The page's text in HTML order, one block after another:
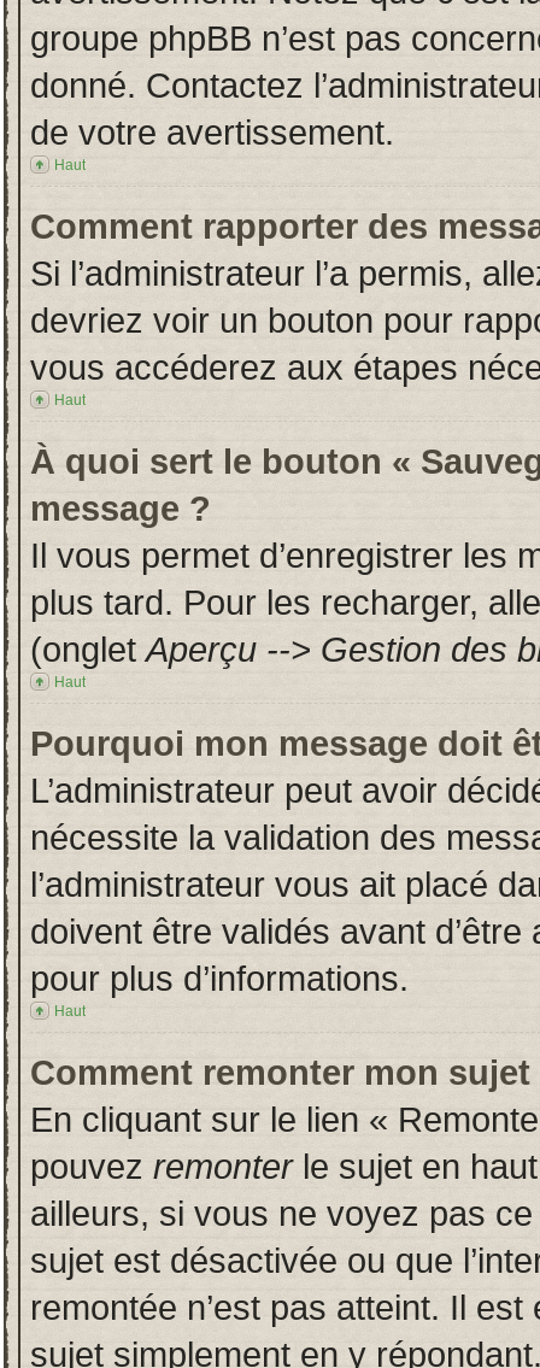
groupe phpBB n’est pas
donné. Contactez
de votre avertissement.
Haut
Comment rapporter des
Si l’administrateur l’a permis,
devriez voir un bouton pour
vous accéderez aux étapes
Haut
À quoi sert le bouton «
message ?
Il vous permet d’enregistrer les
plus tard. Pour les recharger,
(ongletAperçu --> Gestion des
Haut
Pourquoi mon message doit
L’administrateur peut avoir
nécessite la validation des
l’administrateur vous ait placé
doivent être validés avant
pour plus d’informations.
Haut
Comment remonter mon sujet
En cliquant sur le lien «
pouvez remonterle sujet en
ailleurs, si vous ne voyez pas
sujet est désactivée ou que
remontée n’est pas atteint. Il
sujet simplement en y